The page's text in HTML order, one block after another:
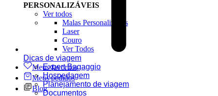
PERSONALIZÁVEIS
Ver todos
Malas Personalizadas
Laser
Couro
Ver Todos
Meus favoritos
Meus pedidos
Blog
Dicas de viagem
Expert Bagaggio
Hospedagem
Planejamento de viagem
Documentos